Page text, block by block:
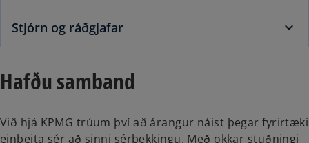
Stjórn og ráðgjafar
Hafðu samband
Við hjá KPMG trúum því að árangur náist þegar fyrirtæki
einbeita sér að sinni sérþekkingu. Með okkar stuðningi